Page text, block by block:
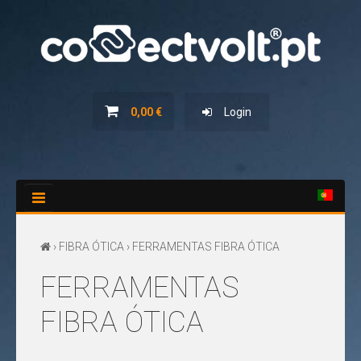
0,00 € Login
HOME
CATÁLOGOS
› FIBRA ÓTICA › FERRAMENTAS FIBRA ÓTICA
FERRAMENTAS
FIBRA ÓTICA